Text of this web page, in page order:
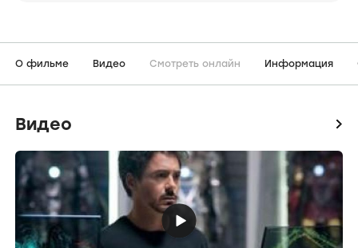
О фильме Видео Смотреть онлайн Информация
Видео icon